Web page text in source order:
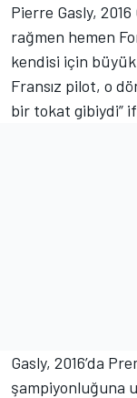
Pierre Gasly,
rağmen hemen
kendisi için büyük
Fransız pilot, o
bir tokat gibiydi”
Gasly, 2016’da
şampiyonluğuna